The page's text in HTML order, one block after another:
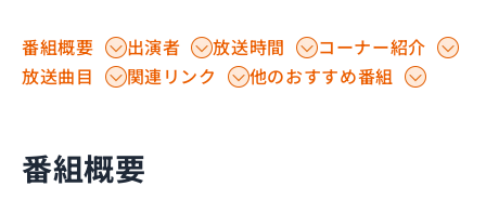
番組概要 出演者 放送時間
コーナー紹介
放送曲目
関連リンク 他のおすすめ番組
番組概要